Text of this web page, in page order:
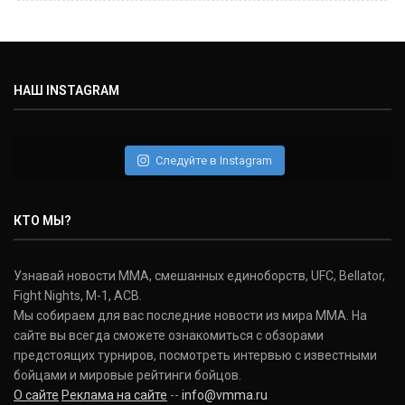
Дэниель Кормье
(22-2-0, 1)
Donald Cerrone
(36-15-0, 1)
Исраэль Адесанья
Israel Adesanya
(19-0-0, 0)
НАШ INSTAGRAM
Следуйте в Instagram
КТО МЫ?
Узнавай новости ММА, смешанных единоборств, UFC, Bellator,
Fight Nights, M-1, ACB.
Мы собираем для вас последние новости из мира ММА. На
сайте вы всегда сможете ознакомиться с обзорами
предстоящих турниров, посмотреть интервью с известными
бойцами и мировые рейтинги бойцов.
О сайте Реклама на сайте -- info@vmma.ru